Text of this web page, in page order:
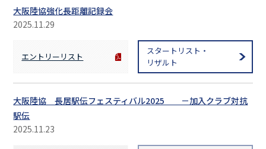
大阪陸協強化長距離記録会
2025.11.29
エントリーリスト
スタートリスト・
リザルト
大阪陸協 長居駅伝フェスティバル2025 －加入クラブ対抗
駅伝
2025.11.23